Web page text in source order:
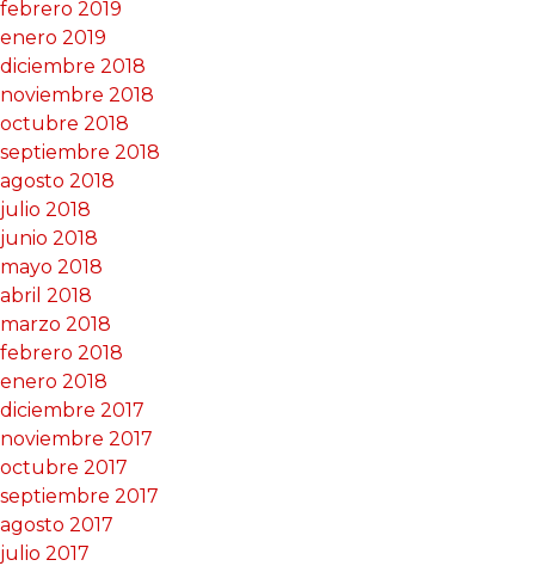
febrero 2019
enero 2019
diciembre 2018
noviembre 2018
octubre 2018
septiembre 2018
agosto 2018
julio 2018
junio 2018
mayo 2018
abril 2018
marzo 2018
febrero 2018
enero 2018
diciembre 2017
noviembre 2017
octubre 2017
septiembre 2017
agosto 2017
julio 2017